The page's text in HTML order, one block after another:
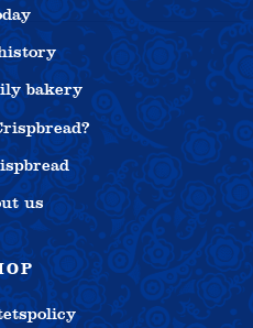
bakery
us